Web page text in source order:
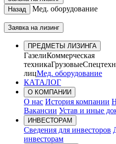
Назад
Мед. оборудование
Заявка на лизинг
ПРЕДМЕТЫ ЛИЗИНГА
ГазелиКоммерческая
техникаГрузовые
лицМед. оборудование
КАТАЛОГ
О КОМПАНИИ
О нас История компании
Вакансии Устав и иные
ИНВЕСТОРАМ
Сведения для инвесторов
инвесторам